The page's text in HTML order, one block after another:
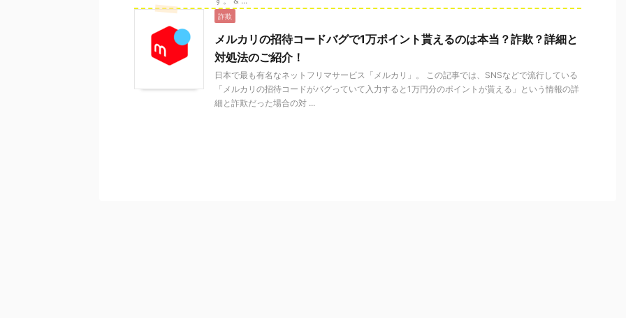
詐欺
メルカリの招待コードバグで1万ポイント貰えるのは本当？詐欺？詳細と
対処法のご紹介！
日本で最も有名なネットフリマサービス「メルカリ」。 この記事では、SNSなどで流行している
「メルカリの招待コードがバグっていて入力すると1万円分のポイントが貰える」という情報の詳
細と詐欺だった場合の対 ...